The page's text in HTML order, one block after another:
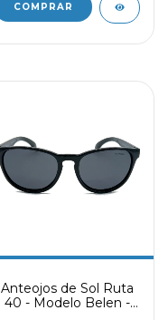
COMPRAR
Anteojos de Sol Ruta
40 - Modelo Belen -